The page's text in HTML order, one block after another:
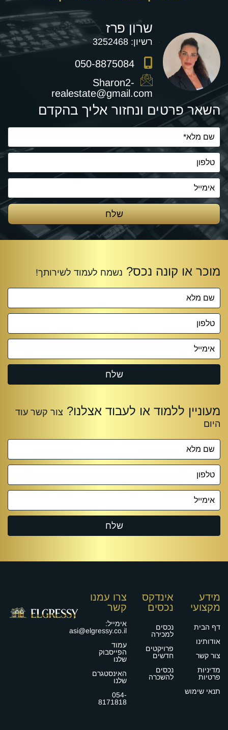
שרון פרז
רשיון:3252468
050-8875084
Sharon2-
realestate@gmail.com
השאר פרטים ונחזור אליך בהקדם
מידע
מקצועי
דף הבית
אודותינו
צור קשר
מדיניות
פרטיות
תנאי שימוש
אינדקס
נכסים
נכסים
למכירה
פרויקטים
חדשים
נכסים
להשכרה
צרו עמנו
קשר
אימייל:
asi@elgressy.co.il
עמוד
הפייסבוק
שלנו
האינסטגרם
שלנו
054-
8171818